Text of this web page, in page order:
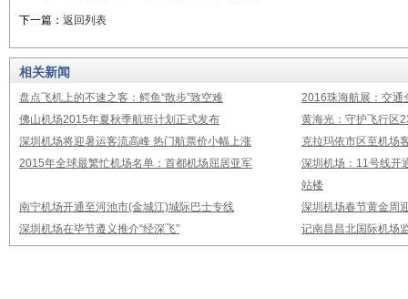
下一篇： 返回列表
相关新闻
盘点飞机上的不速之客：鳄鱼“散步”致空难
2016珠海航展：交通
佛山机场2015年夏秋季航班计划正式发布
黄海光：守护飞行区
深圳机场将迎暑运客流高峰 热门航票价小幅上涨
克拉玛依市区至机场
2015年全球最繁忙机场名单：首都机场屈居亚军
深圳机场：11号线开
站楼
南宁机场开通至河池市(金城江)城际巴士专线
深圳机场春节黄金周
深圳机场在毕节遵义推介“经深飞”
记南昌昌北国际机场